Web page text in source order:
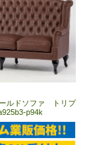
ルドソファ トリプ
p94k